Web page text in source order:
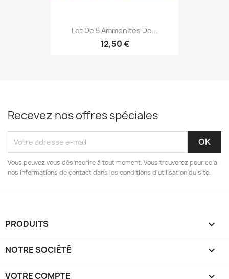
Lot De 5 Ammonites De...
12,50 €
Recevez nos offres spéciales
Vous pouvez vous désinscrire à tout moment. Vous trouverez pour cela
nos informations de contact dans les conditions d'utilisation du site.
PRODUITS 
NOTRE SOCIÉTÉ 
VOTRE COMPTE 